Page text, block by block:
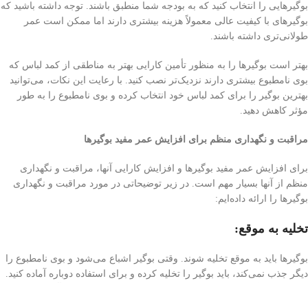
بوگیرهایی را انتخاب کنید که به بودجه شما منطبق باشند. توجه داشته باشید که
بوگیرهای با کیفیت عالی معمولاً هزینه بیشتری دارند اما ممکن است عمر
طولانی‌تری داشته باشند.
بهتر است بوگیرها را به منظور تأمین کارایی بهتر به مناطقی از کمد لباس که
بوی نامطبوع بیشتری دارند نزدیک‌تر نصب کنید. با رعایت این نکات، می‌توانید
بهترین بوگیر را برای کمد لباس خود انتخاب کرده و بوی نامطبوع را به طور
مؤثر کاهش دهید.
مراقبت و نگهداری منظم برای افزایش عمر مفید بوگیرها
برای افزایش عمر مفید بوگیرها و افزایش کارایی آنها، مراقبت و نگهداری
منظم از آنها بسیار مهم است. در زیر توضیحاتی در مورد مراقبت و نگهداری
بوگیرها را ارائه داده‌ایم:
تخلیه به موقع:
بوگیرها باید به موقع تخلیه شوند. وقتی بوگیر اشباع می‌شود و بوی نامطبوع را
دیگر جذب نمی‌کند، باید بوگیر را تخلیه کرده و برای استفاده دوباره آماده کنید.